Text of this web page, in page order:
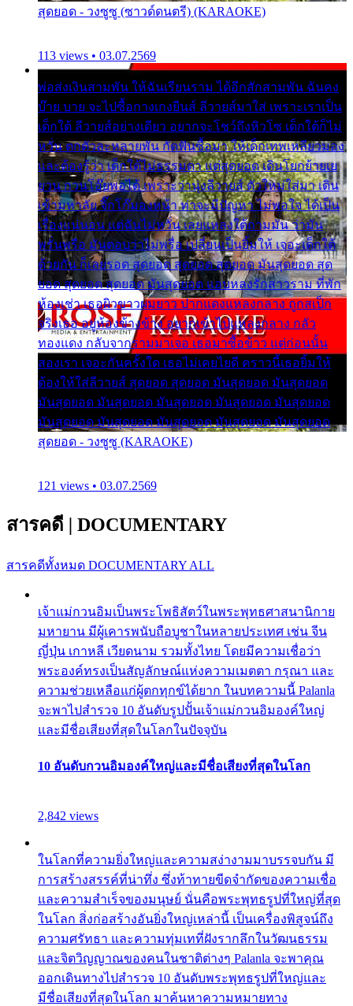
สุดยอด - วงซูซู (ซาวด์ดนตรี) (KARAOKE)
113 views • 03.07.2569
พ่อส่งเงินสามพัน ให้ฉันเรียนราม ได้อีกสักสามพัน ฉันคง
บ๊าย บาย จะไปซื้อกางเกงยีนส์ ลีวายส์มาใส่ เพราะเราเป็น
เด็กใต้ ลีวายส์อย่างเดียว อยากจะโชว์ถึงหิวโซ เด็กใต้ก็ไม่
หวั่น ตกตัวละหลายพัน กัดฟันซื้อมา ให้เด็กเทพเหลียวมอง
และต้องรู้ว่า เด็กใต้ไม่ธรรมดา แต่สุดยอด เดินโยกย้ายเย
ยวน กวนโอ๊ยพอได้ เพราะว่านุ่งลีวายส์ ตัวใหม่ใส่มา เดิน
เข้ามหาลัย จิ๊กโก๊มองหน้า ท่าจะมีปัญหา ไม่พอใจ ได้เป็น
เรื่องแน่นอน แต่ฉันไม่หวั่น เลยแหลงใต้ถามมัน ว่ามัน
พรั่นพรือ มันตอบว่าไม่พรื่อ เปลี่ยนเป็นยิ้มให้ เจอะเด็กใต้
ด้วยกัน ก็เลยรอด สุดยอด สุดยอด สุดยอด มันสุดยอด สุด
ยอด สุดยอด สุดยอด มันสุดยอด แอบหลงรักสาวราม ที่พัก
ห้องเช่า เธอผิวขาวผมยาว ปากแดงแหลงกลาง ถูกสเป็ก
จริงเธอ อยู่ห้องข้างข้าง อยากเข้าไปแหลงกลาง กลัว
ทองแดง กลับจากรามมาเจอ เธอมาซื้อข้าว แต่ก่อนนั้น
สองเรา เจอะกันครั้งใด เธอไม่เคยไยดี คราวนี้เธอยิ้มให้
ต้องให้ใส่ลีวายส์ สุดยอด สุดยอด มันสุดยอด มันสุดยอด
มันสุดยอด มันสุดยอด มันสุดยอด มันสุดยอด มันสุดยอด
มันสุดยอด มันสุดยอด มันสุดยอด มันสุดยอด มันสุดยอด
สุดยอด - วงซูซู (KARAOKE)
121 views • 03.07.2569
สารคดี | DOCUMENTARY
สารคดีทั้งหมด DOCUMENTARY ALL
เจ้าแม่กวนอิมเป็นพระโพธิสัตว์ในพระพุทธศาสนานิกาย
มหายาน มีผู้เคารพนับถือบูชาในหลายประเทศ เช่น จีน
ญี่ปุ่น เกาหลี เวียดนาม รวมทั้งไทย โดยมีความเชื่อว่า
พระองค์ทรงเป็นสัญลักษณ์แห่งความเมตตา กรุณา และ
ความช่วยเหลือแก่ผู้ตกทุกข์ได้ยาก ในบทความนี้ Palanla
จะพาไปสำรวจ 10 อันดับรูปปั้นเจ้าแม่กวนอิมองค์ใหญ่
และมีชื่อเสียงที่สุดในโลกในปัจจุบัน
10 อันดับกวนอิมองค์ใหญ่และมีชื่อเสียงที่สุดในโลก
2,842 views
ในโลกที่ความยิ่งใหญ่และความสง่างามมาบรรจบกัน มี
การสร้างสรรค์ที่น่าทึ่ง ซึ่งท้าทายขีดจำกัดของความเชื่อ
และความสำเร็จของมนุษย์ นั่นคือพระพุทธรูปที่ใหญ่ที่สุด
ในโลก สิ่งก่อสร้างอันยิ่งใหญ่เหล่านี้ เป็นเครื่องพิสูจน์ถึง
ความศรัทธา และความทุ่มเทที่ฝังรากลึกในวัฒนธรรม
และจิตวิญญาณของคนในชาติต่างๆ Palanla จะพาคุณ
ออกเดินทางไปสำรวจ 10 อันดับพระพุทธรูปที่ใหญ่และ
มีชื่อเสียงที่สุดในโลก มาค้นหาความหมายทาง